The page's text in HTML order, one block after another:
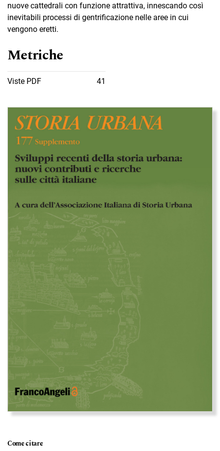
nuove cattedrali con funzione attrattiva, innescando così
inevitabili processi di gentrificazione nelle aree in cui
vengono eretti.
Metriche
Viste PDF 41
Immagine di copertina
Come citare